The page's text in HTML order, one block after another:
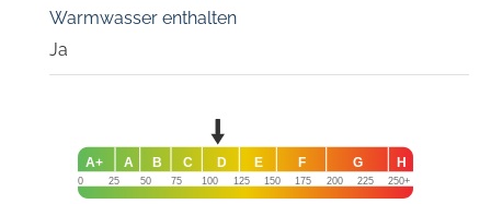
Warmwasser enthalten
Ja
0 25 50 75 100 125 150 175 200 225 250+
H
G
F
E
D
C
B
A
A+